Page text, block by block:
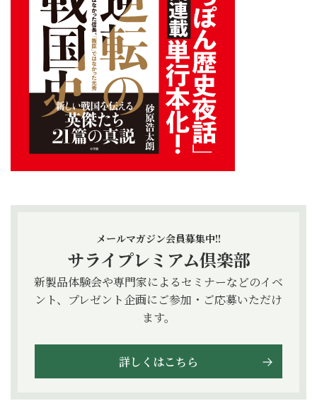
メールマガジン会員募集中!!
サライプレミアム倶楽部
新製品体験会や専門家によるセミナーなどのイベ
ント、プレゼント企画にご参加・ご応募いただけ
ます。
詳しくはこちら